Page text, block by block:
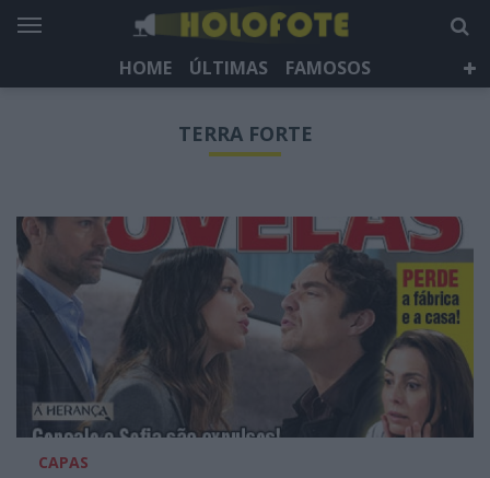
HOME ÚLTIMAS
FAMOSOS
HOLOFOTE TV
NEWSLETTER
TERRA FORTE
CAPAS